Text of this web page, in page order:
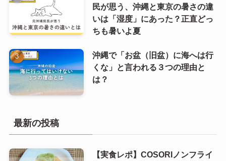
民が思う、沖縄と東京の暑さの違
いは「湿度」にあった？正直どっ
ちも暑いよ夏
沖縄で「お盆（旧盆）に海へは行
くな」と言われる３つの理由と
は？
最新の投稿
【実食レポ】COSORIノンフライ